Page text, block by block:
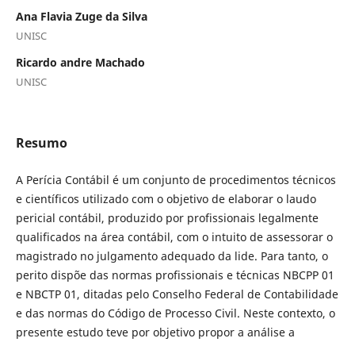
Ana Flavia Zuge da Silva
UNISC
Ricardo andre Machado
UNISC
Resumo
A Perícia Contábil é um conjunto de procedimentos técnicos
e científicos utilizado com o objetivo de elaborar o laudo
pericial contábil, produzido por profissionais legalmente
qualificados na área contábil, com o intuito de assessorar o
magistrado no julgamento adequado da lide. Para tanto, o
perito dispõe das normas profissionais e técnicas NBCPP 01
e NBCTP 01, ditadas pelo Conselho Federal de Contabilidade
e das normas do Código de Processo Civil. Neste contexto, o
presente estudo teve por objetivo propor a análise a